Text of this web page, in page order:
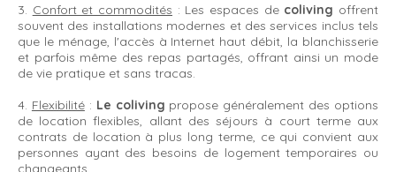
3. Confort et commodités : Les espaces de coliving offrent
souvent des installations modernes et des services inclus tels
que le ménage, l'accès à Internet haut débit, la blanchisserie
et parfois même des repas partagés, offrant ainsi un mode
de vie pratique et sans tracas.
4. Flexibilité: Le coliving propose généralement des options
de location flexibles, allant des séjours à court terme aux
contrats de location à plus long terme, ce qui convient aux
personnes ayant des besoins de logement temporaires ou
changeants.